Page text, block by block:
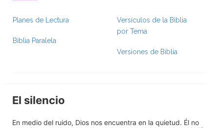
Planes de Lectura
Biblia Paralela
Versículos de la Biblia
por Tema
Versiones de Biblia
El silencio
En medio del ruido, Dios nos encuentra en la quietud. Él no